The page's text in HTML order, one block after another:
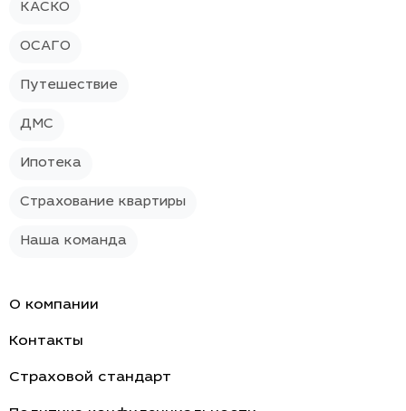
КАСКО
ОСАГО
Путешествие
ДМС
Ипотека
Страхование квартиры
Наша команда
О компании
Контакты
Страховой стандарт